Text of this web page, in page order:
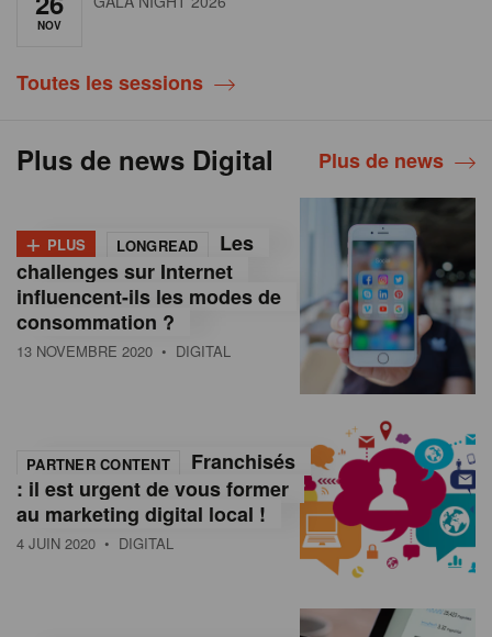
NOV
Toutes les sessions
Plus de news Digital Plus de news
+ PLUS LONGREAD
Les
challenges sur Internet
influencent-ils les modes de
consommation ?
13 NOVEMBRE 2020 • DIGITAL
PARTNER CONTENT
Franchisés
: il est urgent de vous former
au marketing digital local !
4 JUIN 2020 • DIGITAL